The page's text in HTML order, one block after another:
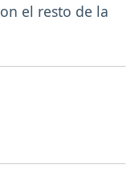
el resto de la